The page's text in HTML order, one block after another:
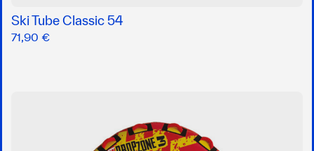
Ski Tube Classic 54
71,90 €